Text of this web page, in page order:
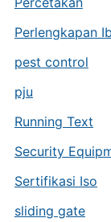
Perlengkapan
pest control
pju
Running Text
Security
Sertifikasi Iso
sliding gate